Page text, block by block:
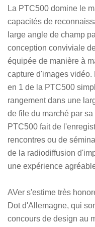
La PTC500 domine le
capacités de
large angle de champ
conception conviviale
équipée de manière à
capture d'images
en 1 de la PTC500
rangement dans une
de file du marché par
PTC500 fait de
rencontres ou de
de la radiodiffusion
une expérience
AVer s'estime très
Dot d'Allemagne, qui
concours de design au